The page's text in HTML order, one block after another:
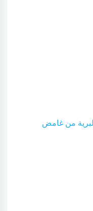
من غامض